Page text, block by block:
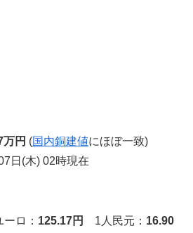
万円 (国内銅建値にほぼ一致)
日(木) 02時現在
ロ： 125.17円 1人民元： 16.90